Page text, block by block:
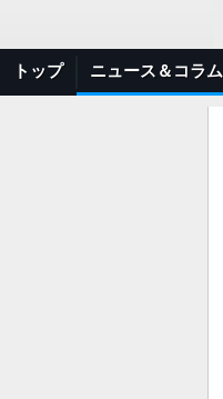
トップ ニュース＆コラム